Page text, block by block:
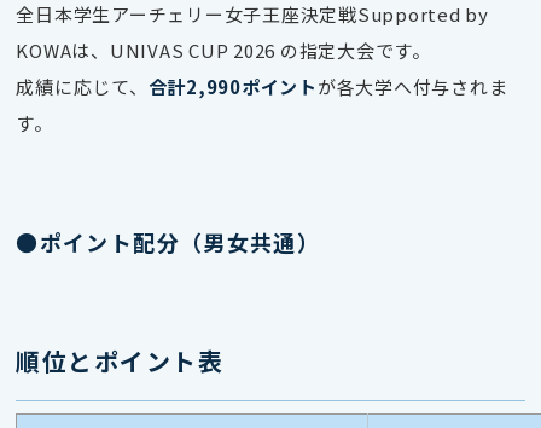
全日本学生アーチェリー女子王座決定戦Supported by
KOWAは、UNIVAS CUP 2026 の指定大会です。
成績に応じて、 合計2,990ポイントが各大学へ付与されま
す。
●ポイント配分（男女共通）
順位とポイント表